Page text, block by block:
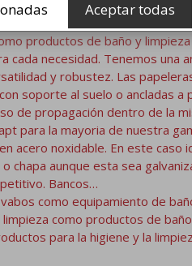
si de un cuadro se tratase.
del bebé de manera…
productos de baño y
necesidad. Tenemos una
y robustez. Las
soporte al suelo o ancladas
propagación dentro de la
para la mayoria de nuestra
noxidable. En este caso
aunque esta sea
Bancos…
como equipamiento de
como productos de
para la higiene y la
Aceptar todas